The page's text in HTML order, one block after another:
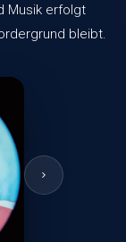
Musik erfolgt
bleibt.